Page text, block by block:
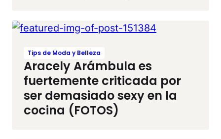
Tips de Moda y Belleza
Aracely Arámbula es
fuertemente criticada por
ser demasiado sexy en la
cocina (FOTOS)